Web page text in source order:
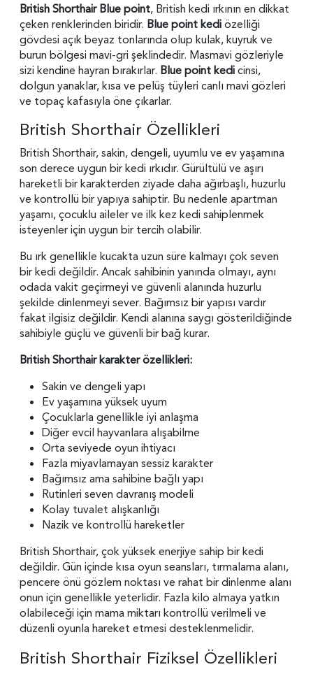
British Shorthair Blue point, British kedi ırkının en dikkat
çeken renklerinden biridir. Blue point kediözelliği
gövdesi açık beyaz tonlarında olup kulak, kuyruk ve
burun bölgesi mavi-gri şeklindedir. Masmavi gözleriyle
sizi kendine hayran bırakırlar. Blue point kedicinsi,
dolgun yanaklar, kısa ve pelüş tüyleri canlı mavi gözleri
ve topaç kafasıyla öne çıkarlar.
British Shorthair Özellikleri
British Shorthair, sakin, dengeli, uyumlu ve ev yaşamına
son derece uygun bir kedi ırkıdır. Gürültülü ve aşırı
hareketli bir karakterden ziyade daha ağırbaşlı, huzurlu
ve kontrollü bir yapıya sahiptir. Bu nedenle apartman
yaşamı, çocuklu aileler ve ilk kez kedi sahiplenmek
isteyenler için uygun bir tercih olabilir.
Bu ırk genellikle kucakta uzun süre kalmayı çok seven
bir kedi değildir. Ancak sahibinin yanında olmayı, aynı
odada vakit geçirmeyi ve güvenli alanında huzurlu
şekilde dinlenmeyi sever. Bağımsız bir yapısı vardır
fakat ilgisiz değildir. Kendi alanına saygı gösterildiğinde
sahibiyle güçlü ve güvenli bir bağ kurar.
British Shorthair karakter özellikleri:
Sakin ve dengeli yapı
Ev yaşamına yüksek uyum
Çocuklarla genellikle iyi anlaşma
Diğer evcil hayvanlara alışabilme
Orta seviyede oyun ihtiyacı
Fazla miyavlamayan sessiz karakter
Bağımsız ama sahibine bağlı yapı
Rutinleri seven davranış modeli
Kolay tuvalet alışkanlığı
Nazik ve kontrollü hareketler
British Shorthair, çok yüksek enerjiye sahip bir kedi
değildir. Gün içinde kısa oyun seansları, tırmalama alanı,
pencere önü gözlem noktası ve rahat bir dinlenme alanı
onun için genellikle yeterlidir. Fazla kilo almaya yatkın
olabileceği için mama miktarı kontrollü verilmeli ve
düzenli oyunla hareket etmesi desteklenmelidir.
British Shorthair Fiziksel Özellikleri